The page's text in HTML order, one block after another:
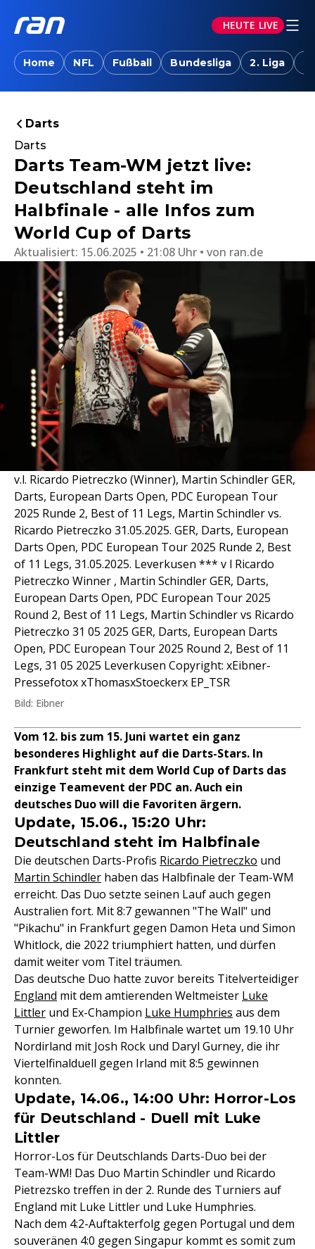
HEUTE LIVE
Home NFL Fußball Bundesliga 2. Liga
Darts
Darts
Darts Team-WM jetzt live:
Deutschland steht im
Halbfinale - alle Infos zum
World Cup of Darts
Aktualisiert: 15.06.2025 • 21:08 Uhr von ran.de
v.l. Ricardo Pietreczko (Winner), Martin Schindler GER,
Darts, European Darts Open, PDC European Tour
2025 Runde 2, Best of 11 Legs, Martin Schindler vs.
Ricardo Pietreczko 31.05.2025. GER, Darts, European
Darts Open, PDC European Tour 2025 Runde 2, Best
of 11 Legs, 31.05.2025. Leverkusen *** v l Ricardo
Pietreczko Winner , Martin Schindler GER, Darts,
European Darts Open, PDC European Tour 2025
Round 2, Best of 11 Legs, Martin Schindler vs Ricardo
Pietreczko 31 05 2025 GER, Darts, European Darts
Open, PDC European Tour 2025 Round 2, Best of 11
Legs, 31 05 2025 Leverkusen Copyright: xEibner-
Pressefotox xThomasxStoeckerx EP_TSR
Bild: Eibner
Vom 12. bis zum 15. Juni wartet ein ganz
besonderes Highlight auf die Darts-Stars. In
Frankfurt steht mit dem World Cup of Darts das
einzige Teamevent der PDC an. Auch ein
deutsches Duo will die Favoriten ärgern.
Update, 15.06., 15:20 Uhr:
Deutschland steht im Halbfinale
Die deutschen Darts-Profis Ricardo Pietreczko und
Martin Schindler haben das Halbfinale der Team-WM
erreicht. Das Duo setzte seinen Lauf auch gegen
Australien fort. Mit 8:7 gewannen "The Wall" und
"Pikachu" in Frankfurt gegen Damon Heta und Simon
Whitlock, die 2022 triumphiert hatten, und dürfen
damit weiter vom Titel träumen.
Das deutsche Duo hatte zuvor bereits Titelverteidiger
England mit dem amtierenden Weltmeister Luke
Littler und Ex-Champion Luke Humphries aus dem
Turnier geworfen. Im Halbfinale wartet um 19.10 Uhr
Nordirland mit Josh Rock und Daryl Gurney, die ihr
Viertelfinalduell gegen Irland mit 8:5 gewinnen
konnten.
Update, 14.06., 14:00 Uhr: Horror-Los
für Deutschland - Duell mit Luke
Littler
Horror-Los für Deutschlands Darts-Duo bei der
Team-WM! Das Duo Martin Schindler und Ricardo
Pietrezsko treffen in der 2. Runde des Turniers auf
England mit Luke Littler und Luke Humphries.
Nach dem 4:2-Auftakterfolg gegen Portugal und dem
souveränen 4:0 gegen Singapur kommt es somit zum